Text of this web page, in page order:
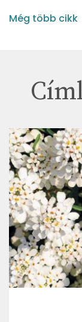
Még több cikk